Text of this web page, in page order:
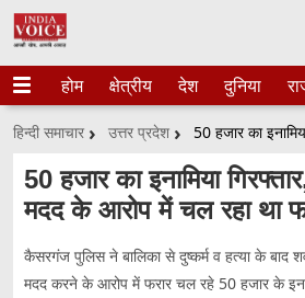
होम क्षेत्रीय देश दुनिया
हिन्दी समाचार उत्तर प्रदेश
50 हजार का इनामिया
मदद के आरोप में चल रहा था
कैसरगंज पुलिस ने बालिका से दुष्कर्म व हत्या के बाद
मदद करने के आरोप में फरार चल रहे 50 हजार के